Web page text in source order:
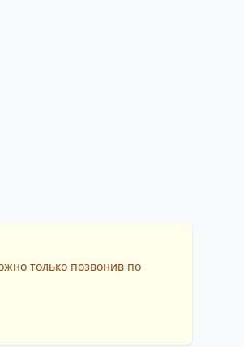
только позвонив по